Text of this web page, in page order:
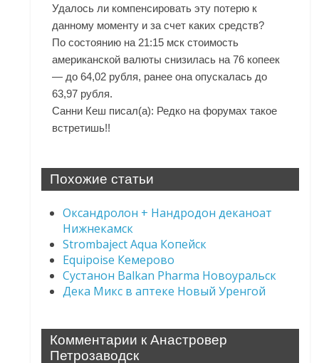
Удалось ли компенсировать эту потерю к
данному моменту и за счет каких средств?
По состоянию на 21:15 мск стоимость
американской валюты снизилась на 76 копеек
— до 64,02 рубля, ранее она опускалась до
63,97 рубля.
Санни Кеш писал(а): Редко на форумах такое
встретишь!!
Похожие статьи
Оксандролон + Нандродон деканоат
Нижнекамск
Strombaject Aqua Копейск
Equipoise Кемерово
Сустанон Balkan Pharma Новоуральск
Дека Микс в аптеке Новый Уренгой
Комментарии к Анастровер
Петрозаводск